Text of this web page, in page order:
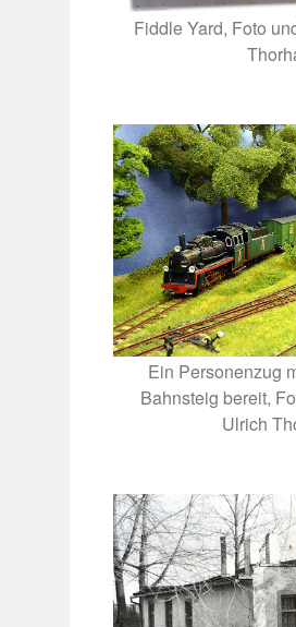
Fiddle Yard, Foto
Ein Personenzug
Bahnsteig bereit,
Ulrich